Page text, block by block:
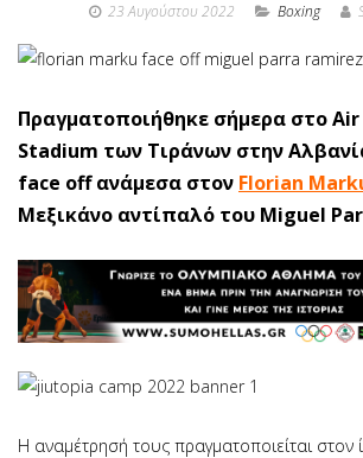
23 Αυγούστου 2022 Boxing
Πραγματοποιήθηκε σήμερα στο
Stadium των Τιράνων στην
face off ανάμεσα στον Florian
Μεξικάνο αντίπαλό του Miguel
Η αναμέτρησή τους πραγματοποιείται στον